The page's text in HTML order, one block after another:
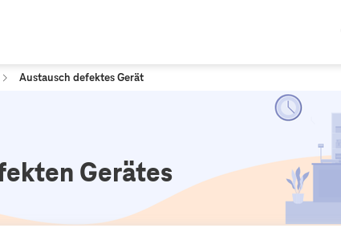
Austausch defektes Gerät
Gerätes